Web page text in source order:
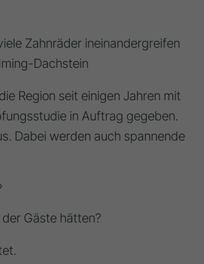
Zahnräder ineinandergreifen
Dachstein
Region seit einigen Jahren mit
in Auftrag gegeben.
Dabei werden auch spannende
Gäste hätten?